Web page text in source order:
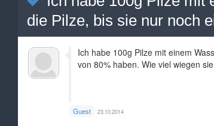
die Pilze, bis sie nur noch
Ich habe 100g Pilze mit einem
von 80% haben. Wie viel wiegen
Guest 23.10.2014